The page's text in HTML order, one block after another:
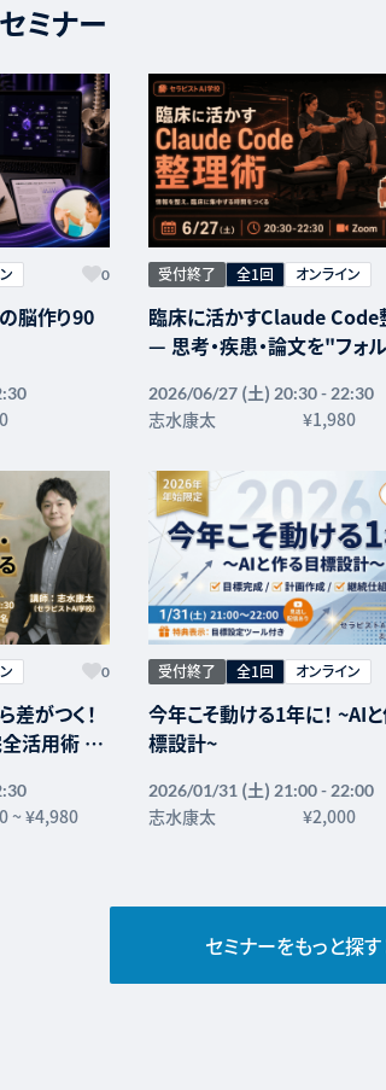
ミナー
0
脳作り90
受付終了 全1回 オンライン
臨床に活かすClaude Code
— 思考・疾患・論文を"フォ
2026/06/27 (土) 20:30 - 22:30
志水康太 ¥1,980
0
差がつく！
全活用術 —
~¥4,980
受付終了 全1回 オンライン
今年こそ動ける1年に！ ~AI
標設計~
2026/01/31 (土) 21:00 - 22:00
志水康太 ¥2,000
セミナーをもっと探す